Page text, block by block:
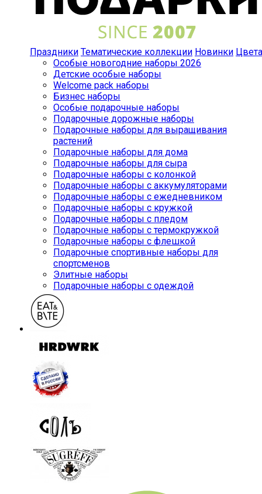
Праздники Тематические коллекции Новинки Цвета
Особые новогодние наборы 2026
Детские особые наборы
Welcome pack наборы
Бизнес наборы
Особые подарочные наборы
Подарочные дорожные наборы
Подарочные наборы для выращивания
растений
Подарочные наборы для дома
Подарочные наборы для сыра
Подарочные наборы с колонкой
Подарочные наборы с аккумуляторами
Подарочные наборы с ежедневником
Подарочные наборы с кружкой
Подарочные наборы с пледом
Подарочные наборы с термокружкой
Подарочные наборы с флешкой
Подарочные спортивные наборы для
спортсменов
Элитные наборы
Подарочные наборы с одеждой